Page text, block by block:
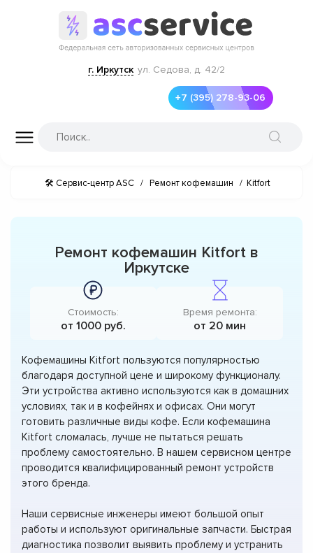
г. Иркутск ул. Седова, д. 42/2
+7 (395) 278-93-06
🛠 Сервис-центр ASC / Ремонт кофемашин / Kitfort
Ремонт кофемашин Kitfort в
Иркутске
Стоимость:
от 1000 руб.
Время ремонта:
от 20 мин
Кофемашины Kitfort пользуются популярностью
благодаря доступной цене и широкому функционалу.
Эти устройства активно используются как в домашних
условиях, так и в кофейнях и офисах. Они могут
готовить различные виды кофе. Если кофемашина
Kitfort сломалась, лучше не пытаться решать
проблему самостоятельно. В нашем сервисном центре
проводится квалифицированный ремонт устройств
этого бренда.
Наши сервисные инженеры имеют большой опыт
работы и используют оригинальные запчасти. Быстрая
диагностика позволит выявить проблему и устранить